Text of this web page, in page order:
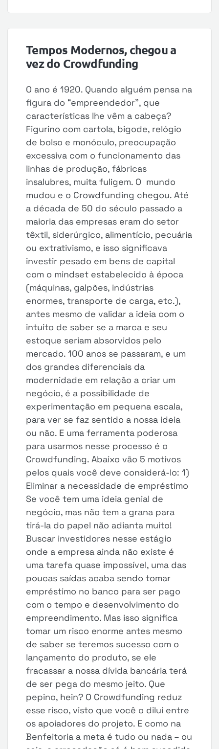
Tempos Modernos, chegou a
vez do Crowdfunding
O ano é 1920. Quando alguém pensa na
figura do “empreendedor”, que
características lhe vêm a cabeça?
Figurino com cartola, bigode, relógio
de bolso e monóculo, preocupação
excessiva com o funcionamento das
linhas de produção, fábricas
insalubres, muita fuligem. O mundo
mudou e o Crowdfunding chegou. Até
a década de 50 do século passado a
maioria das empresas eram do setor
têxtil, siderúrgico, alimentício, pecuária
ou extrativismo, e isso significava
investir pesado em bens de capital
com o mindset estabelecido à época
(máquinas, galpões, indústrias
enormes, transporte de carga, etc.),
antes mesmo de validar a ideia com o
intuito de saber se a marca e seu
estoque seriam absorvidos pelo
mercado. 100 anos se passaram, e um
dos grandes diferenciais da
modernidade em relação a criar um
negócio, é a possibilidade de
experimentação em pequena escala,
para ver se faz sentido a nossa ideia
ou não. E uma ferramenta poderosa
para usarmos nesse processo é o
Crowdfunding. Abaixo vão 5 motivos
pelos quais você deve considerá-lo: 1)
Eliminar a necessidade de empréstimo
Se você tem uma ideia genial de
negócio, mas não tem a grana para
tirá-la do papel não adianta muito!
Buscar investidores nesse estágio
onde a empresa ainda não existe é
uma tarefa quase impossível, uma das
poucas saídas acaba sendo tomar
empréstimo no banco para ser pago
com o tempo e desenvolvimento do
empreendimento. Mas isso significa
tomar um risco enorme antes mesmo
de saber se teremos sucesso com o
lançamento do produto, se ele
fracassar a nossa dívida bancária terá
de ser pega do mesmo jeito. Que
pepino, hein? O Crowdfunding reduz
esse risco, visto que você o dilui entre
os apoiadores do projeto. E como na
Benfeitoria a meta é tudo ou nada – ou